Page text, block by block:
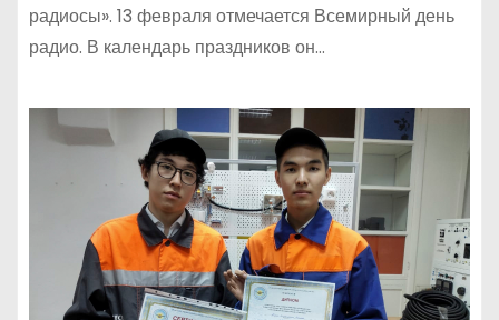
радиосы». 13 февраля отмечается Всемирный день
радио. В календарь праздников он…